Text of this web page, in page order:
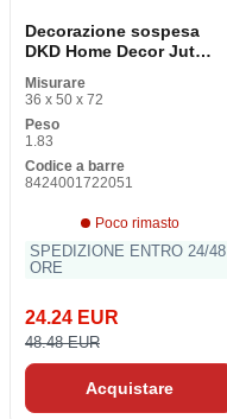
Decorazione sospesa
DKD Home Decor Jut
Misurare
36 x 50 x 72
Peso
1.83
Codice a barre
8424001722051
Poco rimasto
SPEDIZIONE ENTRO 24/48
ORE
24.24 EUR
48.48 EUR
Acquistare